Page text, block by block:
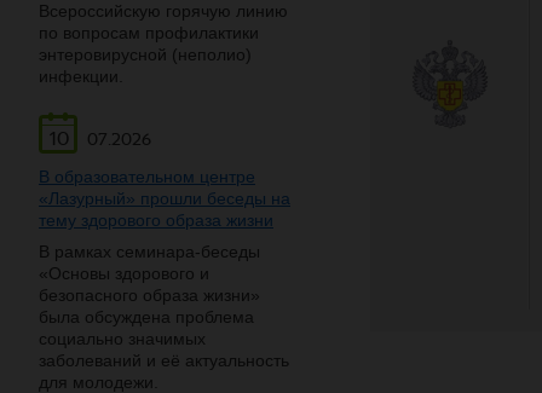
Всероссийскую горячую линию
по вопросам профилактики
энтеровирусной (неполио)
инфекции.
10
07.2026
В образовательном центре
«Лазурный» прошли беседы на
тему здорового образа жизни
В рамках семинара-беседы
«Основы здорового и
безопасного образа жизни»
была обсуждена проблема
социально значимых
заболеваний и её актуальность
для молодежи.